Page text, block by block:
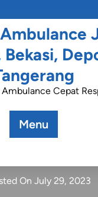
Bekasi,
Ambulance Cepat
Menu
On July 29, 2023